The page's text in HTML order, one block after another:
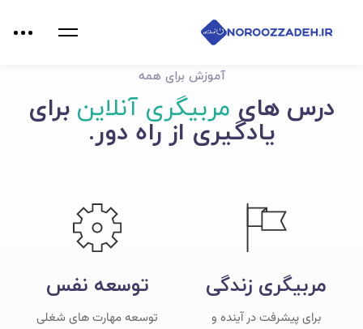
آموزش برای همه
درس های مربیگری آنلاین برای
یادگیری از راه دور.
مربیگری زندگی
برای پیشرفت در آینده و
توسعه نفس
توسعه مهارت های شغلی